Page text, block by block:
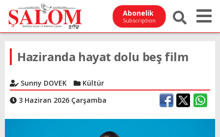
Abonelik
Subscription
Haziranda hayat dolu beş film
Sunny DOVEK
Kültür
3 Haziran 2026 Çarşamba